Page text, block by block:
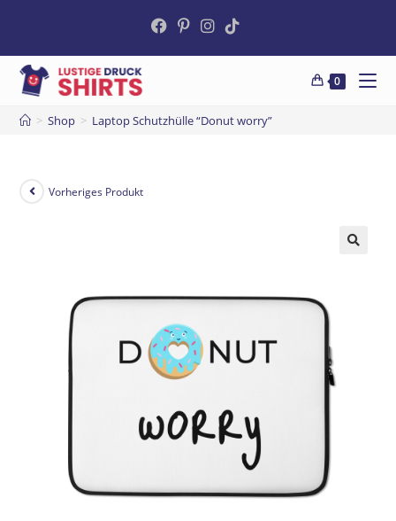
0
> Shop > Laptop Schutzhülle “Donut worry”
Vorheriges Produkt